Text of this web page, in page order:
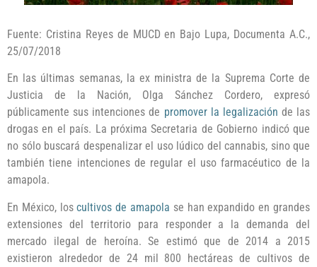
Fuente: Cristina Reyes de MUCD en Bajo Lupa, Documenta A.C.,
25/07/2018
En las últimas semanas, la ex ministra de la Suprema Corte de
Justicia de la Nación, Olga Sánchez Cordero, expresó
públicamente sus intenciones de promover la legalización de las
drogas en el país. La próxima Secretaria de Gobierno indicó que
no sólo buscará despenalizar el uso lúdico del cannabis, sino que
también tiene intenciones de regular el uso farmacéutico de la
amapola.
En México, loscultivos de amapola se han expandido en grandes
extensiones del territorio para responder a la demanda del
mercado ilegal de heroína. Se estimó que de 2014 a 2015
existieron alrededor de 24 mil 800 hectáreas de cultivos de